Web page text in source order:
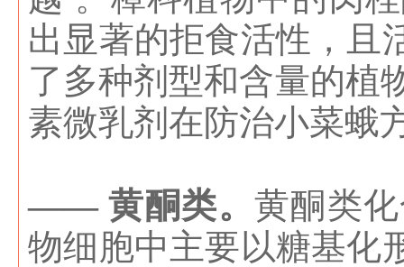
出显著的拒食活性，且
了多种剂型和含量的植
素微乳剂在防治小菜蛾
—— 黄酮类。 黄酮类
物细胞中主要以糖基化